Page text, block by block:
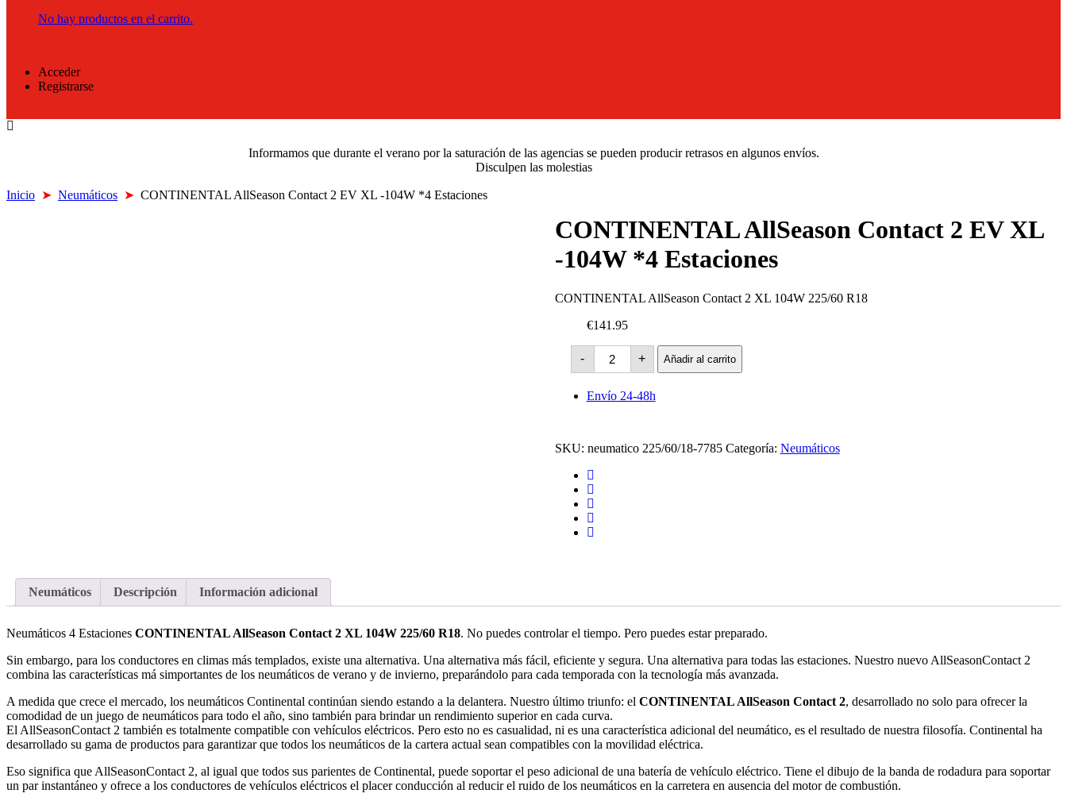
No hay productos en el carrito.
Acceder
Registrarse
Informamos que durante el verano por la saturación de las agencias se pueden producir retrasos en algunos envíos.
Disculpen las molestias
Inicio ➤ Neumáticos ➤ CONTINENTAL AllSeason Contact 2 EV XL -104W *4 Estaciones
CONTINENTAL AllSeason Contact 2 EV XL
-104W *4 Estaciones
CONTINENTAL AllSeason Contact 2 XL 104W 225/60 R18
€141.95
-
CONTINENTAL
AllSeason
Contact
2
EV
Estaciones
+ Añadir al carrito
Envío 24-48h
SKU: neumatico 225/60/18-7785 Categoría: Neumáticos
Neumáticos Descripción Información adicional
Neumáticos 4 Estaciones CONTINENTAL AllSeason Contact 2 XL 104W 225/60 R18. No puedes controlar el tiempo. Pero puedes estar preparado.
Sin embargo, para los conductores en climas más templados, existe una alternativa. Una alternativa más fácil, eficiente y segura. Una alternativa para todas las estaciones. Nuestro nuevo AllSeasonContact 2
combina las características má simportantes de los neumáticos de verano y de invierno, preparándolo para cada temporada con la tecnología más avanzada.
A medida que crece el mercado, los neumáticos Continental continúan siendo estando a la delantera. Nuestro último triunfo: el CONTINENTAL AllSeason Contact 2, desarrollado no solo para ofrecer la
comodidad de un juego de neumáticos para todo el año, sino también para brindar un rendimiento superior en cada curva.
El AllSeasonContact 2 también es totalmente compatible con vehículos eléctricos. Pero esto no es casualidad, ni es una característica adicional del neumático, es el resultado de nuestra filosofía. Continental ha
desarrollado su gama de productos para garantizar que todos los neumáticos de la cartera actual sean compatibles con la movilidad eléctrica.
Eso significa que AllSeasonContact 2, al igual que todos sus parientes de Continental, puede soportar el peso adicional de una batería de vehículo eléctrico. Tiene el dibujo de la banda de rodadura para soportar
un par instantáneo y ofrece a los conductores de vehículos eléctricos el placer conducción al reducir el ruido de los neumáticos en la carretera en ausencia del motor de combustión.